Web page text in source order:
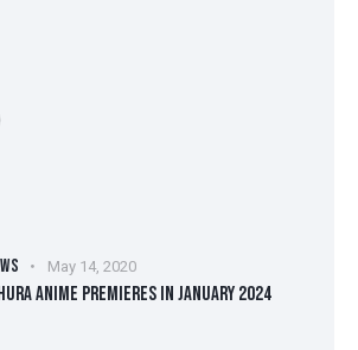
May 14, 2020
ANIME PREMIERES IN JANUARY 2024